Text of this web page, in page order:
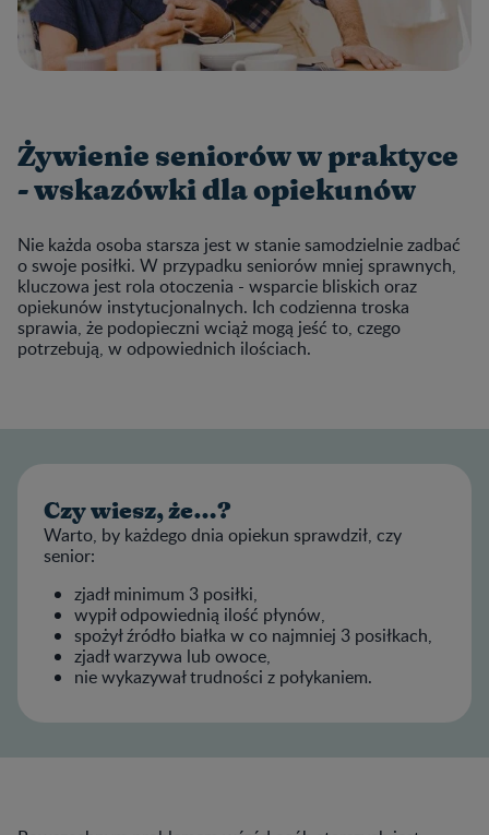
Żywienie seniorów w praktyce
- wskazówki dla opiekunów
Nie każda osoba starsza jest w stanie samodzielnie zadbać
o swoje posiłki. W przypadku seniorów mniej sprawnych,
kluczowa jest rola otoczenia - wsparcie bliskich oraz
opiekunów instytucjonalnych. Ich codzienna troska
sprawia, że podopieczni wciąż mogą jeść to, czego
potrzebują, w odpowiednich ilościach.
Czy wiesz, że…?
Warto, by każdego dnia opiekun sprawdził, czy
senior:
zjadł minimum 3 posiłki,
wypił odpowiednią ilość płynów,
spożył źródło białka w co najmniej 3 posiłkach,
zjadł warzywa lub owoce,
nie wykazywał trudności z połykaniem.